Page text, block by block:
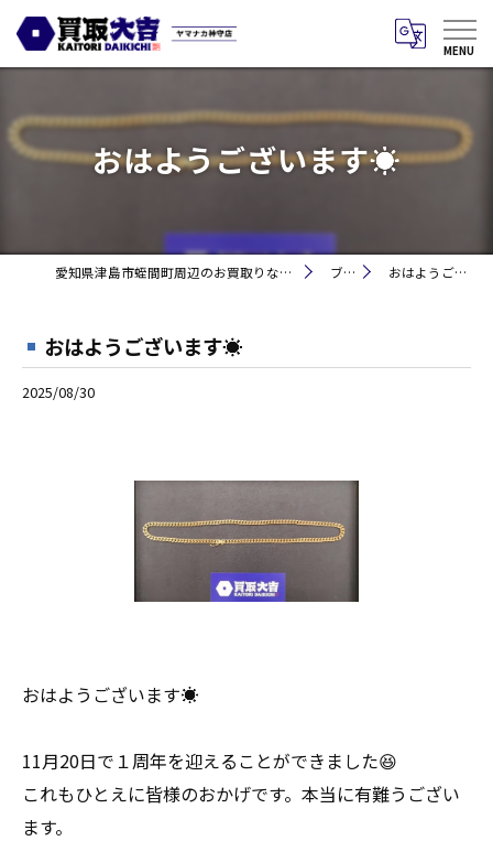
おはようございます☀
愛知県津島市蛭間町周辺のお買取りなら買取大吉 ヤマナカ神守店 ブログ おはようございます☀
おはようございます☀
2025/08/30
おはようございます☀
11月20日で１周年を迎えることができました😆
これもひとえに皆様のおかげです。本当に有難うござい
ます。